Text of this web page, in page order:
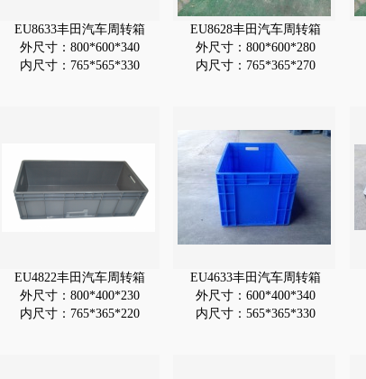
EU8633丰田汽车周转箱
外尺寸：800*600*340
内尺寸：765*565*330
EU8628丰田汽车周转箱
外尺寸：800*600*280
内尺寸：765*365*270
EU4822丰田汽车周转箱
外尺寸：800*400*230
内尺寸：765*365*220
EU4633丰田汽车周转箱
外尺寸：600*400*340
内尺寸：565*365*330